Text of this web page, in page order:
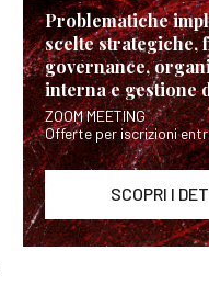
Problematiche
scelte strategiche,
governance,
interna e gestione
ZOOM MEETING
Offerte per iscrizioni
SCOPRI I